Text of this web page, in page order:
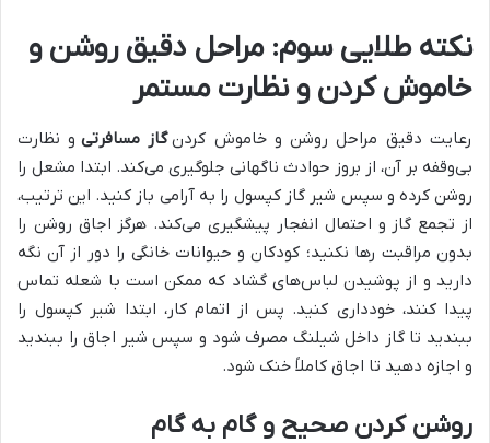
نکته طلایی سوم: مراحل دقیق روشن و
خاموش کردن و نظارت مستمر
رعایت دقیق مراحل روشن و خاموش کردن گاز مسافرتی و نظارت
بی‌وقفه بر آن، از بروز حوادث ناگهانی جلوگیری می‌کند. ابتدا مشعل را
روشن کرده و سپس شیر گاز کپسول را به آرامی باز کنید. این ترتیب،
از تجمع گاز و احتمال انفجار پیشگیری می‌کند. هرگز اجاق روشن را
بدون مراقبت رها نکنید؛ کودکان و حیوانات خانگی را دور از آن نگه
دارید و از پوشیدن لباس‌های گشاد که ممکن است با شعله تماس
پیدا کنند، خودداری کنید. پس از اتمام کار، ابتدا شیر کپسول را
ببندید تا گاز داخل شیلنگ مصرف شود و سپس شیر اجاق را ببندید
و اجازه دهید تا اجاق کاملاً خنک شود.
روشن کردن صحیح و گام به گام